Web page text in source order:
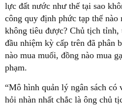
lực đất nước như thế tại sao
công quy định phức tạp thế
không tiêu được? Chủ tịch
đầu nhiệm kỳ cấp trên đã phân
nào mua muối, đồng nào mua
phạm.
“Mô hình quản lý ngân sách
hỏi nhàn nhất chắc là ông chủ